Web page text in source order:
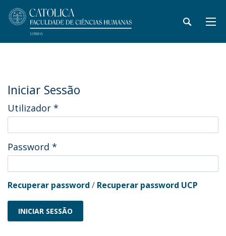
Iniciar Sessão
Utilizador *
Password *
Recuperar password / Recuperar password UCP
INICIAR SESSÃO